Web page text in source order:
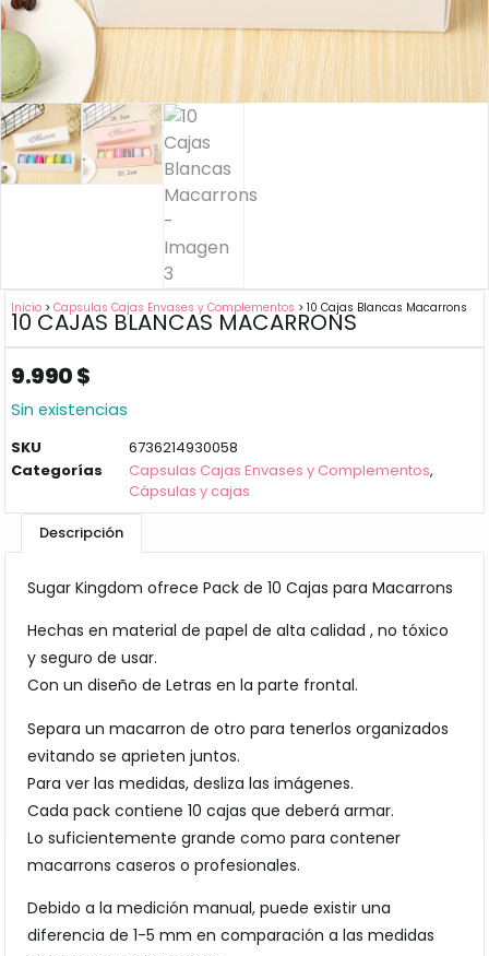
Inicio >Capsulas Cajas Envases y Complementos > 10 Cajas Blancas Macarrons
10 CAJAS BLANCAS MACARRONS
9.990$
Sin existencias
SKU
6736214930058
Categorías
Capsulas Cajas Envases y Complementos,
Cápsulas y cajas
Descripción
Sugar Kingdom ofrece Pack de 10 Cajas para Macarrons
Hechas en material de papel de alta calidad , no tóxico
y seguro de usar.
Con un diseño de Letras en la parte frontal.
Separa un macarron de otro para tenerlos organizados
evitando se aprieten juntos.
Para ver las medidas, desliza las imágenes.
Cada pack contiene 10 cajas que deberá armar.
Lo suficientemente grande como para contener
macarrons caseros o profesionales.
Debido a la medición manual, puede existir una
diferencia de 1-5 mm en comparación a las medidas